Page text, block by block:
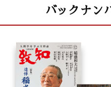
バックナン